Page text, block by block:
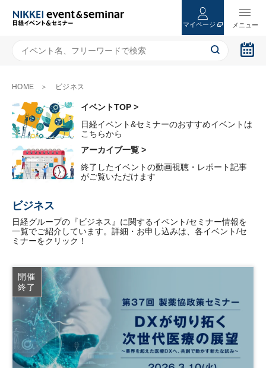
マイページ
HOME ビジネス
イベントTOP >
日経イベント&セミナーのおすすめイベントは
こちらから
アーカイブ一覧 >
終了したイベントの動画視聴・レポート記事
がご覧いただけます
ビジネス
日経グループの『ビジネス』に関するイベント/セミナー情報を
一覧でご紹介しています。詳細・お申し込みは、各イベント/セ
ミナーをクリック！
開催
終了